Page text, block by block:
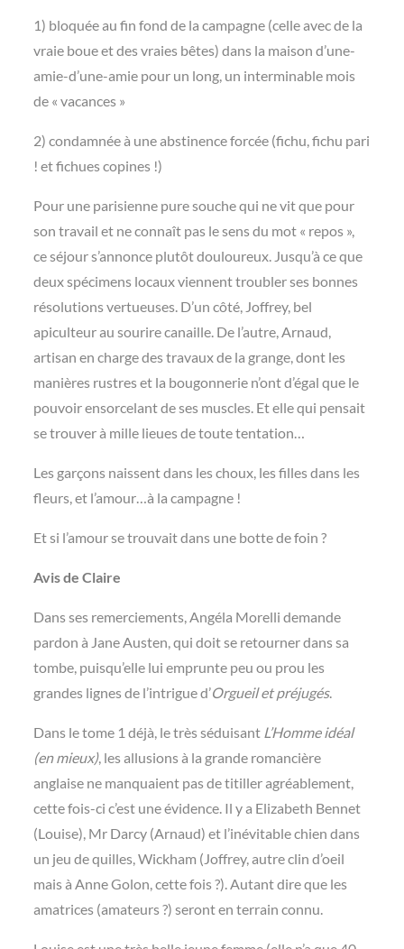
1) bloquée au fin fond de la campagne (celle avec de la
vraie boue et des vraies bêtes) dans la maison d’une-
amie-d’une-amie pour un long, un interminable mois
de « vacances »
2) condamnée à une abstinence forcée (fichu, fichu pari
! et fichues copines !)
Pour une parisienne pure souche qui ne vit que pour
son travail et ne connaît pas le sens du mot « repos »,
ce séjour s’annonce plutôt douloureux. Jusqu’à ce que
deux spécimens locaux viennent troubler ses bonnes
résolutions vertueuses. D’un côté, Joffrey, bel
apiculteur au sourire canaille. De l’autre, Arnaud,
artisan en charge des travaux de la grange, dont les
manières rustres et la bougonnerie n’ont d’égal que le
pouvoir ensorcelant de ses muscles. Et elle qui pensait
se trouver à mille lieues de toute tentation…
Les garçons naissent dans les choux, les filles dans les
fleurs, et l’amour…à la campagne !
Et si l’amour se trouvait dans une botte de foin ?
Avis de Claire
Dans ses remerciements, Angéla Morelli demande
pardon à Jane Austen, qui doit se retourner dans sa
tombe, puisqu’elle lui emprunte peu ou prou les
grandes lignes de l’intrigue d’Orgueil et préjugés.
Dans le tome 1 déjà, le très séduisant L’Homme idéal
(en mieux), les allusions à la grande romancière
anglaise ne manquaient pas de titiller agréablement,
cette fois-ci c’est une évidence. Il y a Elizabeth Bennet
(Louise), Mr Darcy (Arnaud) et l’inévitable chien dans
un jeu de quilles, Wickham (Joffrey, autre clin d’oeil
mais à Anne Golon, cette fois ?). Autant dire que les
amatrices (amateurs ?) seront en terrain connu.